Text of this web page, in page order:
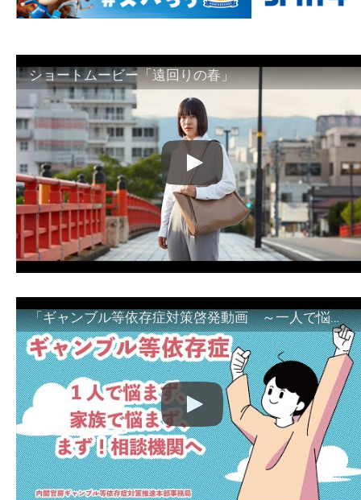
ショートムービー「遠回りの春」
「ギャンブル等依存症対策啓発動画 ～一人で悩まず、家族で悩まず、まず！相談機関へ～」